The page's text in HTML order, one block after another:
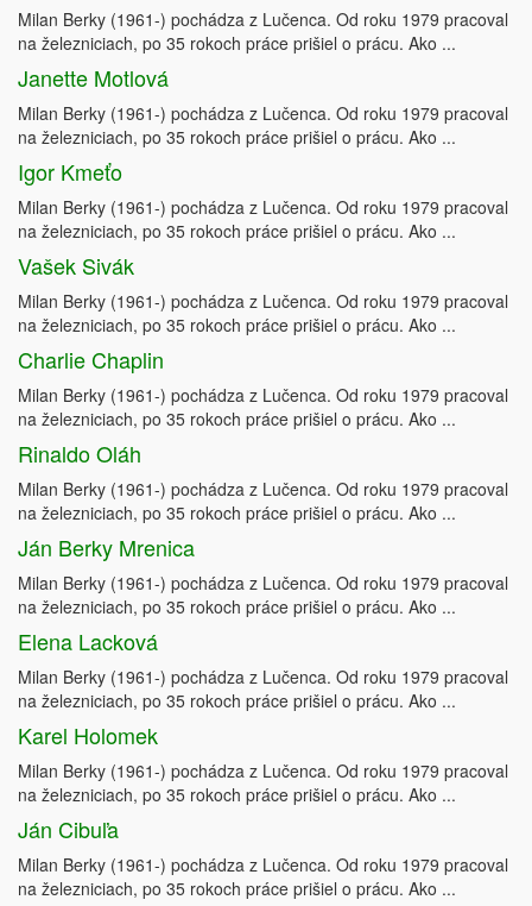
Milan Berky (1961-) pochádza z Lučenca. Od roku 1979 pracoval
na železniciach, po 35 rokoch práce prišiel o prácu. Ako ...
Janette Motlová
Milan Berky (1961-) pochádza z Lučenca. Od roku 1979 pracoval
na železniciach, po 35 rokoch práce prišiel o prácu. Ako ...
Igor Kmeťo
Milan Berky (1961-) pochádza z Lučenca. Od roku 1979 pracoval
na železniciach, po 35 rokoch práce prišiel o prácu. Ako ...
Vašek Sivák
Milan Berky (1961-) pochádza z Lučenca. Od roku 1979 pracoval
na železniciach, po 35 rokoch práce prišiel o prácu. Ako ...
Charlie Chaplin
Milan Berky (1961-) pochádza z Lučenca. Od roku 1979 pracoval
na železniciach, po 35 rokoch práce prišiel o prácu. Ako ...
Rinaldo Oláh
Milan Berky (1961-) pochádza z Lučenca. Od roku 1979 pracoval
na železniciach, po 35 rokoch práce prišiel o prácu. Ako ...
Ján Berky Mrenica
Milan Berky (1961-) pochádza z Lučenca. Od roku 1979 pracoval
na železniciach, po 35 rokoch práce prišiel o prácu. Ako ...
Elena Lacková
Milan Berky (1961-) pochádza z Lučenca. Od roku 1979 pracoval
na železniciach, po 35 rokoch práce prišiel o prácu. Ako ...
Karel Holomek
Milan Berky (1961-) pochádza z Lučenca. Od roku 1979 pracoval
na železniciach, po 35 rokoch práce prišiel o prácu. Ako ...
Ján Cibuľa
Milan Berky (1961-) pochádza z Lučenca. Od roku 1979 pracoval
na železniciach, po 35 rokoch práce prišiel o prácu. Ako ...